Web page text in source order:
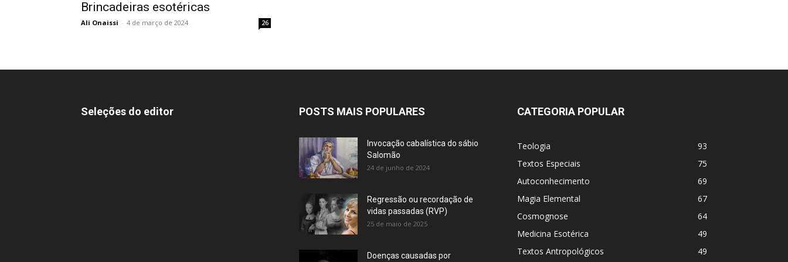
Brincadeiras esotéricas
Ali Onaissi - 4 de março de 2024 26
Seleções do editor POSTS MAIS POPULARES
Invocação cabalística do sábio
Salomão
24 de junho de 2024
Regressão ou recordação de
vidas passadas (RVP)
25 de maio de 2025
Doenças causadas por
CATEGORIA POPULAR
Teologia
93
Textos Especiais
75
Autoconhecimento
69
Magia Elemental
67
Cosmognose
64
Medicina Esotérica
49
Textos Antropológicos
49